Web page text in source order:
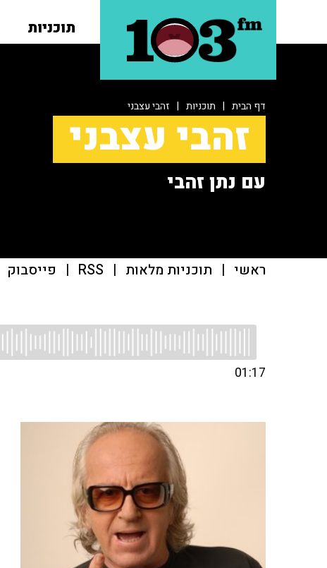
תוכניות
דף הבית | תוכניות | זהבי עצבני
זהבי עצבני
עם נתן זהבי
ראשי | תוכניות מלאות |
RSS
| פייסבוק
01:17